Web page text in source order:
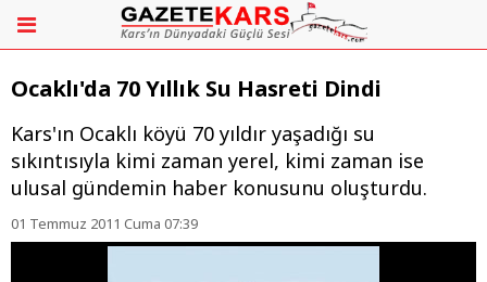
Ocaklı'da 70 Yıllık Su Hasreti Dindi
Kars'ın Ocaklı köyü 70 yıldır yaşadığı su
sıkıntısıyla kimi zaman yerel, kimi zaman ise
ulusal gündemin haber konusunu oluşturdu.
01 Temmuz 2011 Cuma 07:39